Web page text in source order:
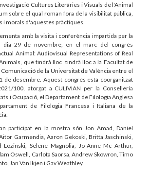
Cultures Literàries i Visuals de l'Animal
sobre el qual roman fora de la visibilitat pública,
i morals d'aquestes pràctiques.
amb la visita i conferència impartida per la
dia 29 de novembre, en el marc del congrés
Animal: Audiovisual Representations of Real
que tindrà lloc tindrà lloc a la Facultat de
de la Universitat de València entre el
de desembre. Aquest congrés està coorganitzat
100, atorgat a CULIVIAN per la Conselleria
i Ocupació, el Departament de Filologia Anglesa
de Filologia Francesa i Italiana de la
participat en la mostra són Jon Amad, Daniel
Garmendia, Aaron Gekoski, Britta Jaschinski,
Lozinski, Selene Magnolia, Jo-Anne Mc Arthur,
Oswell, Carlota Saorsa, Andrew Skowron, Timo
Jan Van Ikjen i Gav Weathley.